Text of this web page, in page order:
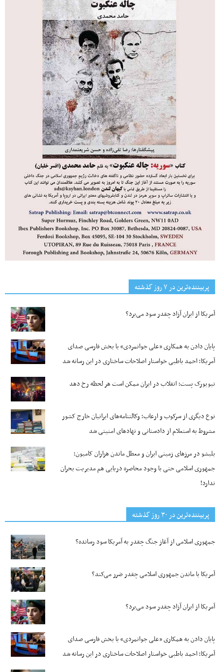
پربیننده‌ترین‌ در ۷ روز گذشته
آمریکا از ایران آزاد چقدر سود می‌برد؟
پایان دادن به همکاری «علی جوانمردی» با بخش فارسی صدای
آمریکا؛ احمد باطبی خواستار اصلاحات ساختاری در این رسانه شد
نیویورک پست: انقلاب در ایران ممکن است هر لحظه رخ دهد
نوع دیگری از سرکوب و ارعاب؛ وکالتنامه‌های ایرانیان خارج کشور
مشروط به استعلام از دادستانی و نهادهای امنیتی شد
بلبشو در مرزهای زمینی ایران و معطل ماندن هزاران کامیون؛
جمهوری اسلامی حتی با وجود محاصره دریایی هم مدیریت بحران
ندارد!
پربیننده‌ترین‌ در ۳۰ روز گذشته
جمهوری اسلامی از آغاز جنگ چقدر به آمریکا سود رسانده؟
آمریکا با ماندن جمهوری اسلامی چقدر ضرر می‌کند؟
آمریکا از ایران آزاد چقدر سود می‌برد؟
پایان دادن به همکاری «علی جوانمردی» با بخش فارسی صدای
آمریکا؛ احمد باطبی خواستار اصلاحات ساختاری در این رسانه شد